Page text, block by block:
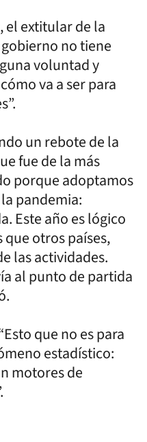
el extitular de la
no tiene
voluntad y
va a ser para
un rebote de la
fue de la más
porque adoptamos
pandemia:
Este año es lógico
otros países,
las actividades.
al punto de partida
que no es para
estadístico:
motores de